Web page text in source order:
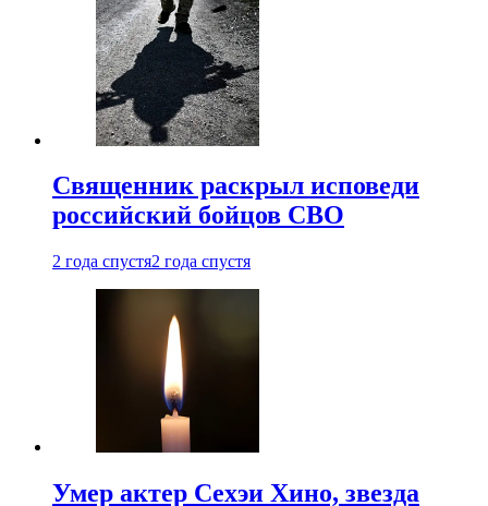
Священник раскрыл исповеди
российский бойцов СВО
2 года спустя2 года спустя
Умер актер Сехэи Хино, звезда